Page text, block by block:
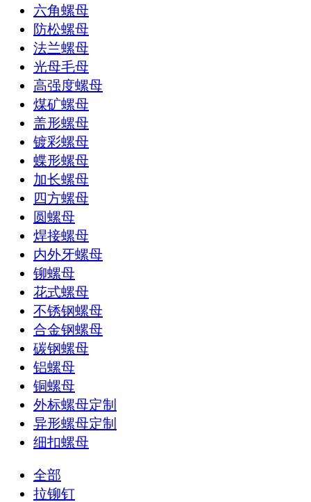
六角螺母
防松螺母
法兰螺母
光母毛母
高强度螺母
煤矿螺母
盖形螺母
镀彩螺母
蝶形螺母
加长螺母
四方螺母
圆螺母
焊接螺母
内外牙螺母
铆螺母
花式螺母
不锈钢螺母
合金钢螺母
碳钢螺母
铝螺母
铜螺母
外标螺母定制
异形螺母定制
细扣螺母
全部
拉铆钉